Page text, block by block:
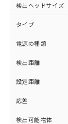
検出ヘッドサイズ
タイプ
電源の種類
検出距離
設定距離
応差
検出可能物体